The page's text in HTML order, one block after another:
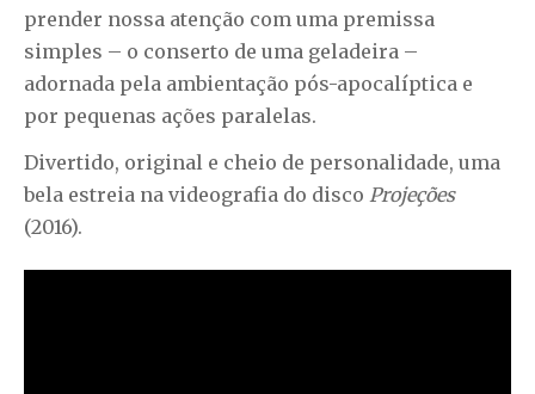
prender nossa atenção com uma premissa
simples – o conserto de uma geladeira –
adornada pela ambientação pós-apocalíptica e
por pequenas ações paralelas.
Divertido, original e cheio de personalidade, uma
bela estreia na videografia do disco Projeções
(2016).